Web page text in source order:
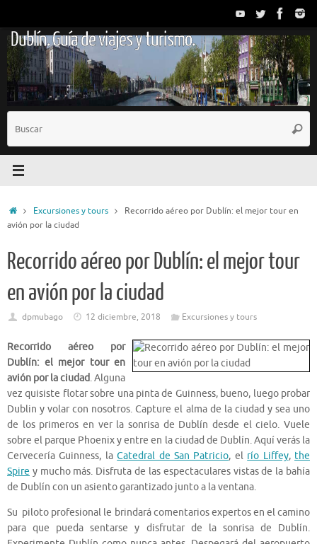
contenido
Dublín. Guía de viajes y turismo.
InicioExcursiones y tours
Recorrido aéreo por Dublín: el mejor tour en
avión por la ciudad
Recorrido aéreo por Dublín: el mejor tour
en avión por la ciudad
dpmubago 12 diciembre, 2018 Excursiones y tours
Recorrido aéreo por
Dublín: el mejor tour en
avión por la ciudad. Alguna
vez quisiste flotar sobre una pinta de Guinness, bueno, luego probar
Dublin y volar con nosotros. Capture el alma de la ciudad y sea uno
de los primeros en ver la sonrisa de Dublín desde el cielo. Vuele
sobre el parque Phoenix y entre en la ciudad de Dublín. Aquí verás la
Cervecería Guinness, laCatedral de San Patricio, el río Liffey, the
Spire y mucho más. Disfruta de las espectaculares vistas de la bahía
de Dublín con un asiento garantizado junto a la ventana.
Su piloto profesional le brindará comentarios expertos en el camino
para que pueda sentarse y disfrutar de la sonrisa de Dublín.